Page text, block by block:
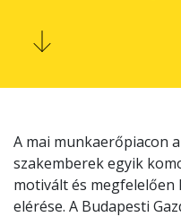
A mai munkaerőpiacon
szakemberek egyik
motivált és
elérése. A Budapesti